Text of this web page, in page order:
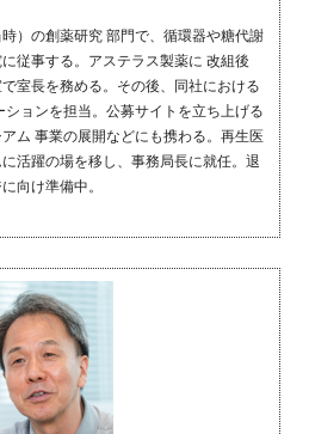
）の創薬研究 部門で、循環器や糖代謝
従事する。アステラス製薬に 改組後
室長を務める。その後、同社における
ョンを担当。公募サイトを立ち上げる
ム 事業の展開などにも携わる。再生医
活躍の場を移し、事務局長に就任。退
向け準備中。